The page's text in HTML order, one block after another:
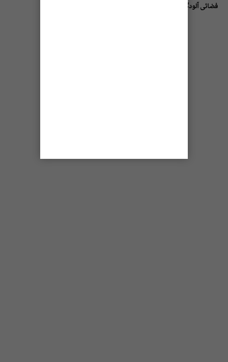
فضائی آلودگی انسانی دماغ کیلیے کیسے خطرناک ثابت ہورہی ہے؟